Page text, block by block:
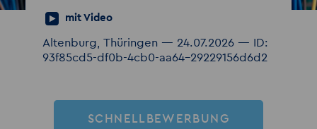
mit Video
Altenburg, Thüringen — 24.07.2026 — ID:
93f85cd5-df0b-4cb0-aa64-29229156d6d2
SCHNELLBEWERBUNG